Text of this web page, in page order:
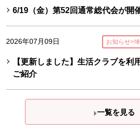
6/19（金）第52回通常総代会が開
2026年07月09日 お知らせ>
【更新しました】生活クラブを利
ご紹介
一覧を見る